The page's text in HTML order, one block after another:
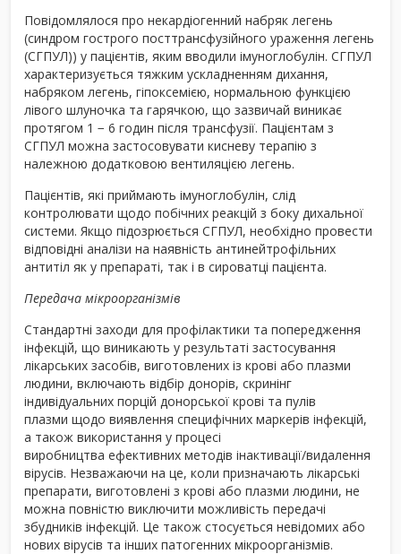
Повідомлялося про некардіогенний набряк легень
(синдром гострого посттрансфузійного ураження легень
(СГПУЛ)) у пацієнтів, яким вводили імуноглобулін. СГПУЛ
характеризується тяжким ускладненням дихання,
набряком легень, гіпоксемією, нормальною функцією
лівого шлуночка та гарячкою, що зазвичай виникає
протягом 1 − 6 годин після трансфузії. Пацієнтам з
СГПУЛ можна застосовувати кисневу терапію з
належною додатковою вентиляцією легень.
Пацієнтів, які приймають імуноглобулін, слід
контролювати щодо побічних реакцій з боку дихальної
системи. Якщо підозрюється СГПУЛ, необхідно провести
відповідні аналізи на наявність антинейтрофільних
антитіл як у препараті, так і в сироватці пацієнта.
Передача мікроорганізмів
Стандартні заходи для профілактики та попередження
інфекцій, що виникають у результаті застосування
лікарських засобів, виготовлених із крові або плазми
людини, включають відбір донорів, скринінг
індивідуальних порцій донорської крові та пулів
плазми щодо виявлення специфічних маркерів інфекцій,
а також використання у процесі
виробництва ефективних методів інактивації/видалення
вірусів. Незважаючи на це, коли призначають лікарські
препарати, виготовлені з крові або плазми людини, не
можна повністю виключити можливість передачі
збудників інфекцій. Це також стосується невідомих або
нових вірусів та інших патогенних мікроорганізмів.